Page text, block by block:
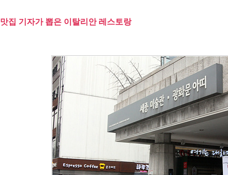
맛집 기자가 뽑은 이탈리안 레스토랑